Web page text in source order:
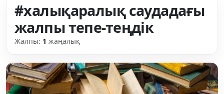
#халықаралық саудадағы
жалпы тепе-теңдік
Жалпы: 1 жаңалық